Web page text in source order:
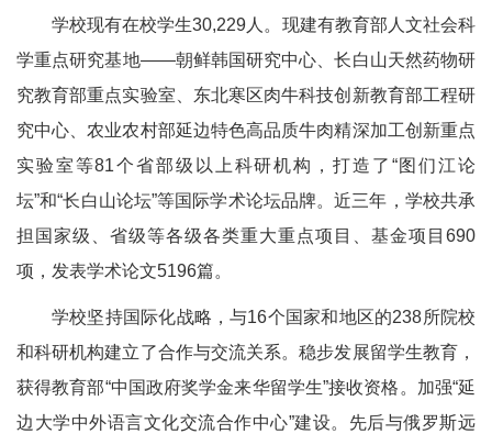
学校现有在校学生30,229人。现建有教育部人文社会科
学重点研究基地——朝鲜韩国研究中心、长白山天然药物研
究教育部重点实验室、东北寒区肉牛科技创新教育部工程研
究中心、农业农村部延边特色高品质牛肉精深加工创新重点
实验室等81个省部级以上科研机构，打造了“图们江论
坛”和“长白山论坛”等国际学术论坛品牌。近三年，学校共承
担国家级、省级等各级各类重大重点项目、基金项目690
项，发表学术论文5196篇。
学校坚持国际化战略，与16个国家和地区的238所院校
和科研机构建立了合作与交流关系。稳步发展留学生教育，
获得教育部“中国政府奖学金来华留学生”接收资格。加强“延
边大学中外语言文化交流合作中心”建设。先后与俄罗斯远